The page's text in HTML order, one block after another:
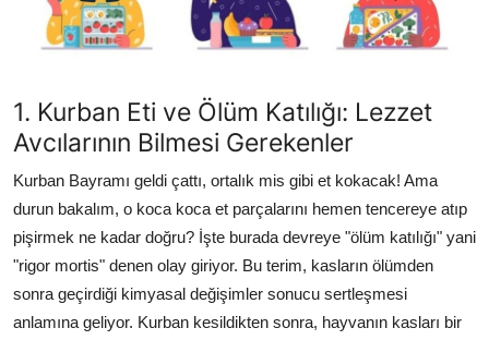
Yöresel Tarifler & Ev Yemekleri
İçecek Kültürü & Rehberleri
Mutfak Temizliği & Pratik Bilgiler
Anne & Bebek Beslenmesi
Mutfak Sırları & Teknikler
1. Kurban Eti ve Ölüm Katılığı: Lezzet
Avcılarının Bilmesi Gerekenler
Kurban Bayramı geldi çattı, ortalık mis gibi et kokacak! Ama
durun bakalım, o koca koca et parçalarını hemen tencereye atıp
pişirmek ne kadar doğru? İşte burada devreye "ölüm katılığı" yani
"rigor mortis" denen olay giriyor. Bu terim, kasların ölümden
sonra geçirdiği kimyasal değişimler sonucu sertleşmesi
anlamına geliyor. Kurban kesildikten sonra, hayvanın kasları bir